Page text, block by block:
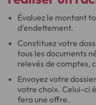
Évaluez le montant
d'endettement.
Constituez votre
tous les documents
relevés de comptes,
Envoyez votre
votre choix. Celui-ci
fera une offre.